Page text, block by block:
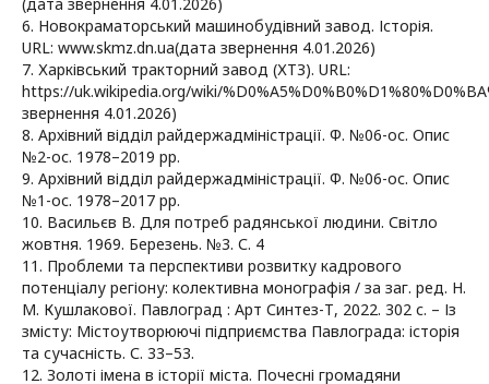
6. Новокраматорський машинобудівний завод. Історія.
URL: www.skmz.dn.ua(дата звернення 4.01.2026)
7. Харківський тракторний завод (ХТЗ). URL:
https://uk.wikipedia.org/wiki/
звернення 4.01.2026)
8. Архівний відділ райдержадміністрації. Ф. №06-ос. Опис
№2-ос. 1978–2019 рр.
9. Архівний відділ райдержадміністрації. Ф. №06-ос. Опис
№1-ос. 1978–2017 рр.
10. Васильєв В. Для потреб радянської людини. Світло
жовтня. 1969. Березень. №3. С. 4
11. Проблеми та перспективи розвитку кадрового
потенціалу регіону: колективна монографія / за заг. ред. Н.
М. Кушлакової. Павлоград : Арт Синтез-Т, 2022. 302 с. – Із
змісту: Містоутворюючі підприємства Павлограда: історія
та сучасність. С. 33–53.
12. Золоті імена в історії міста. Почесні громадяни